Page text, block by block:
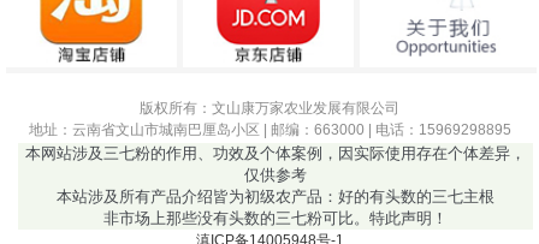
版权所有：文山康万家农业发展有限公司
地址：云南省文山市城南巴厘岛小区 | 邮编：663000 | 电话：15969298895
本网站涉及三七粉的作用、功效及个体案例，因实际使用存在个体差异，
仅供参考
本站涉及所有产品介绍皆为初级农产品：好的有头数的三七主根
非市场上那些没有头数的三七粉可比。特此声明！
滇ICP备14005948号-1